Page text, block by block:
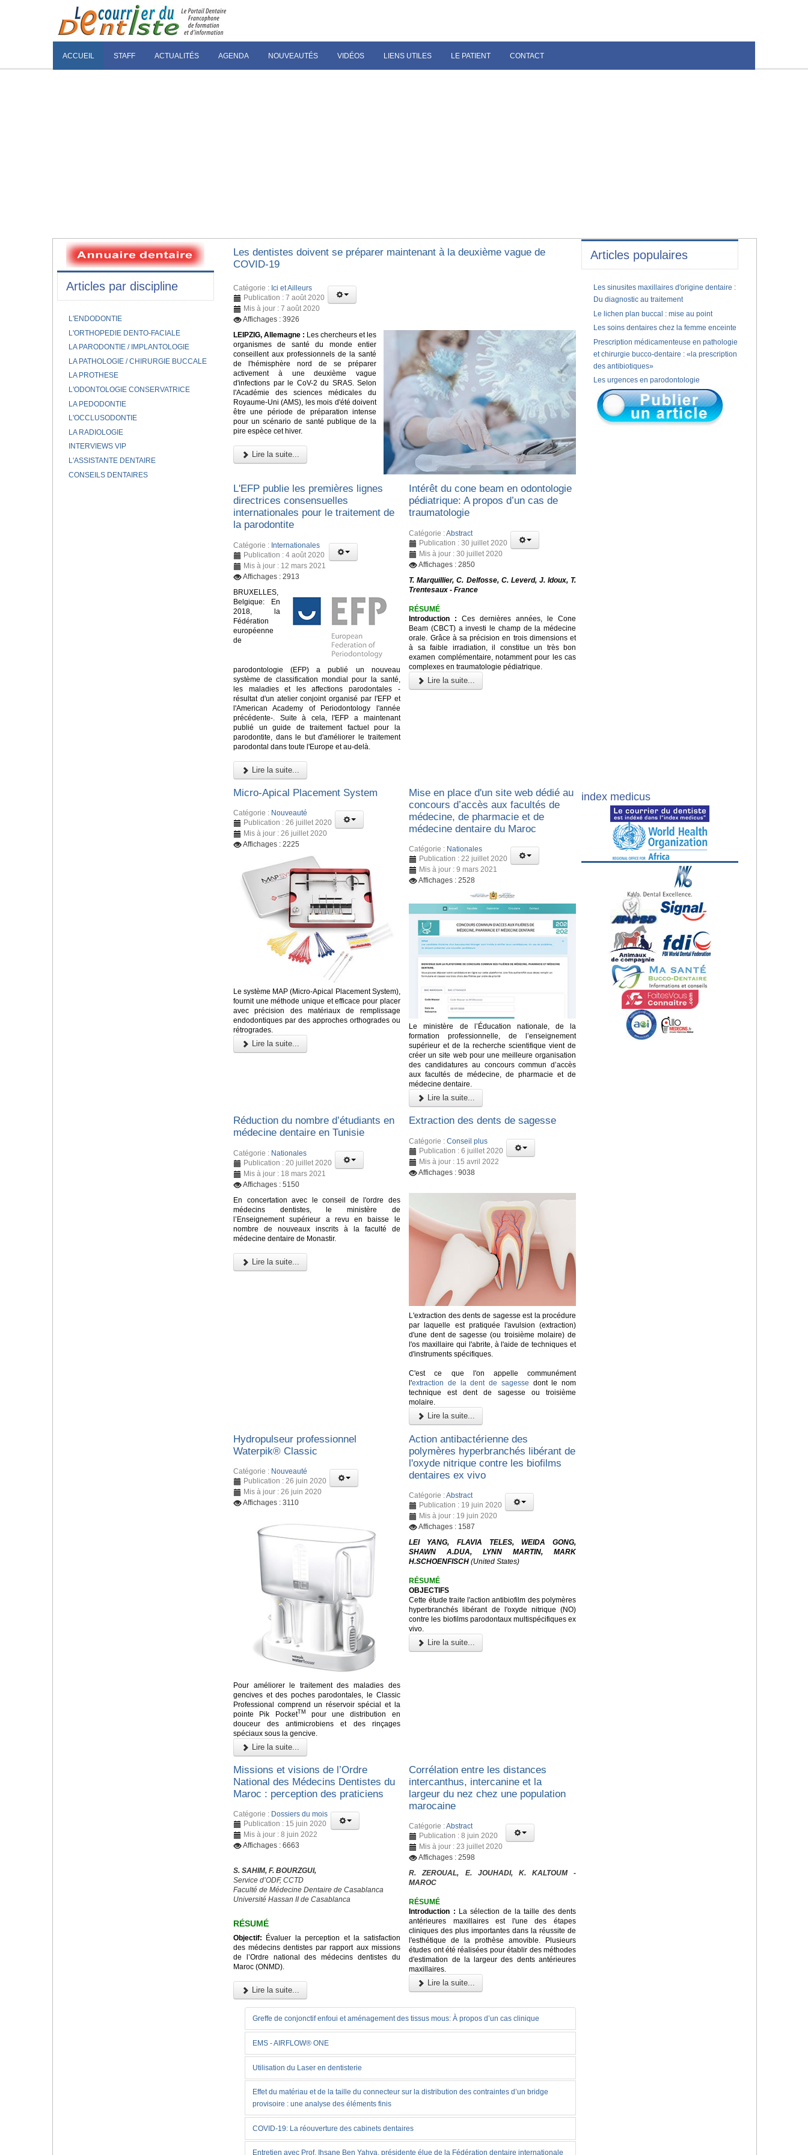
ACCUEIL STAFF ACTUALITÉS AGENDA NOUVEAUTÉS VIDÉOS LIENS UTILES LE PATIENT CONTACT
Les dentistes doivent se préparer maintenant à la deuxième vague de
COVID-19
Catégorie : Ici et Ailleurs
Publication : 7 août 2020
Mis à jour : 7 août 2020
Affichages : 3926
LEIPZIG, Allemagne : Les chercheurs et les
organismes de santé du monde entier
conseillent aux professionnels de la santé
de l'hémisphère nord de se préparer
activement à une deuxième vague
d'infections par le CoV-2 du SRAS. Selon
l'Académie des sciences médicales du
Royaume-Uni (AMS), les mois d'été doivent
être une période de préparation intense
pour un scénario de santé publique de la
pire espèce cet hiver.
Lire la suite...
L'EFP publie les premières lignes
directrices consensuelles
internationales pour le traitement de
la parodontite
Catégorie : Internationales
Publication : 4 août 2020
Mis à jour : 12 mars 2021
Affichages : 2913
BRUXELLES,
Belgique: En
2018, la
Fédération
européenne
de
parodontologie (EFP) a publié un nouveau
système de classification mondial pour la santé,
les maladies et les affections parodontales -
résultat d'un atelier conjoint organisé par l'EFP et
l'American Academy of Periodontology l'année
précédente-. Suite à cela, l'EFP a maintenant
publié un guide de traitement factuel pour la
parodontite, dans le but d'améliorer le traitement
parodontal dans toute l'Europe et au-delà.
Lire la suite...
Intérêt du cone beam en odontologie
pédiatrique: A propos d’un cas de
traumatologie
Catégorie :Abstract
Publication : 30 juillet 2020
Mis à jour : 30 juillet 2020
Affichages : 2850
T. Marquillier, C. Delfosse, C. Leverd, J. Idoux, T.
Trentesaux - France
RÉSUMÉ
Introduction : Ces dernières années, le Cone
Beam (CBCT) a investi le champ de la médecine
orale. Grâce à sa précision en trois dimensions et
à sa faible irradiation, il constitue un très bon
examen complémentaire, notamment pour les cas
complexes en traumatologie pédiatrique.
Lire la suite...
Micro-Apical Placement System
Catégorie : Nouveauté
Publication : 26 juillet 2020
Mis à jour : 26 juillet 2020
Affichages : 2225
Le système MAP (Micro-Apical Placement System),
fournit une méthode unique et efficace pour placer
avec précision des matériaux de remplissage
endodontiques par des approches orthogrades ou
rétrogrades.
Lire la suite...
Mise en place d'un site web dédié au
concours d’accès aux facultés de
médecine, de pharmacie et de
médecine dentaire du Maroc
Catégorie : Nationales
Publication : 22 juillet 2020
Mis à jour : 9 mars 2021
Affichages : 2528
Le ministère de l’Éducation nationale, de la
formation professionnelle, de l’enseignement
supérieur et de la recherche scientifique vient de
créer un site web pour une meilleure organisation
des candidatures au concours commun d’accès
aux facultés de médecine, de pharmacie et de
médecine dentaire.
Lire la suite...
Réduction du nombre d’étudiants en
médecine dentaire en Tunisie
Catégorie : Nationales
Publication : 20 juillet 2020
Mis à jour : 18 mars 2021
Affichages : 5150
En concertation avec le conseil de l'ordre des
médecins dentistes, le ministère de
l’Enseignement supérieur a revu en baisse le
nombre de nouveaux inscrits à la faculté de
médecine dentaire de Monastir.
Lire la suite...
Extraction des dents de sagesse
Catégorie :Conseil plus
Publication : 6 juillet 2020
Mis à jour : 15 avril 2022
Affichages : 9038
L'extraction des dents de sagesse est la procédure
par laquelle est pratiquée l'avulsion (extraction)
d'une dent de sagesse (ou troisième molaire) de
l'os maxillaire qui l'abrite, à l'aide de techniques et
d'instruments spécifiques.
C'est ce que l'on appelle communément
l'extraction de la dent de sagesse dont le nom
technique est dent de sagesse ou troisième
molaire.
Lire la suite...
Hydropulseur professionnel
Waterpik® Classic
Catégorie : Nouveauté
Publication : 26 juin 2020
Mis à jour : 26 juin 2020
Affichages : 3110
Pour améliorer le traitement des maladies des
gencives et des poches parodontales, le Classic
Professional comprend un réservoir spécial et la
pointe Pik PocketTM
pour une distribution en
douceur des antimicrobiens et des rinçages
spéciaux sous la gencive.
Lire la suite...
Action antibactérienne des
polymères hyperbranchés libérant de
l'oxyde nitrique contre les biofilms
dentaires ex vivo
Catégorie :Abstract
Publication : 19 juin 2020
Mis à jour : 19 juin 2020
Affichages : 1587
LEI YANG, FLAVIA TELES, WEIDA GONG,
SHAWN A.DUA, LYNN MARTIN, MARK
H.SCHOENFISCH (United States)
RÉSUMÉ
OBJECTIFS
Cette étude traite l'action antibiofilm des polymères
hyperbranchés libérant de l'oxyde nitrique (NO)
contre les biofilms parodontaux multispécifiques ex
vivo.
Lire la suite...
Missions et visions de l’Ordre
National des Médecins Dentistes du
Maroc : perception des praticiens
Catégorie : Dossiers du mois
Publication : 15 juin 2020
Mis à jour : 8 juin 2022
Affichages : 6663
S. SAHIM, F. BOURZGUI,
Service d’ODF, CCTD
Faculté de Médecine Dentaire de Casablanca
Université Hassan II de Casablanca
RÉSUMÉ
Objectif: Évaluer la perception et la satisfaction
des médecins dentistes par rapport aux missions
de l’Ordre national des médecins dentistes du
Maroc (ONMD).
Lire la suite...
Corrélation entre les distances
intercanthus, intercanine et la
largeur du nez chez une population
marocaine
Catégorie :Abstract
Publication : 8 juin 2020
Mis à jour : 23 juillet 2020
Affichages : 2598
R. ZEROUAL, E. JOUHADI, K. KALTOUM -
MAROC
RÉSUMÉ
Introduction : La sélection de la taille des dents
antérieures maxillaires est l'une des étapes
cliniques des plus importantes dans la réussite de
l'esthétique de la prothèse amovible. Plusieurs
études ont été réalisées pour établir des méthodes
d'estimation de la largeur des dents antérieures
maxillaires.
Lire la suite...
Greffe de conjonctif enfoui et aménagement des tissus mous: À propos d’un cas clinique
EMS - AIRFLOW® ONE
Utilisation du Laser en dentisterie
Effet du matériau et de la taille du connecteur sur la distribution des contraintes d’un bridge
provisoire : une analyse des éléments finis
COVID-19: La réouverture des cabinets dentaires
Entretien avec Prof. Ihsane Ben Yahya, présidente élue de la Fédération dentaire internationale
Articles par discipline
L'ENDODONTIE
L'ORTHOPEDIE DENTO-FACIALE
LA PARODONTIE / IMPLANTOLOGIE
LA PATHOLOGIE / CHIRURGIE BUCCALE
LA PROTHESE
L'ODONTOLOGIE CONSERVATRICE
LA PEDODONTIE
L'OCCLUSODONTIE
LA RADIOLOGIE
INTERVIEWS VIP
L'ASSISTANTE DENTAIRE
CONSEILS DENTAIRES
Articles populaires
Les sinusites maxillaires d'origine dentaire :
Du diagnostic au traitement
Le lichen plan buccal : mise au point
Les soins dentaires chez la femme enceinte
Prescription médicamenteuse en pathologie
et chirurgie bucco-dentaire : «la prescription
des antibiotiques»
Les urgences en parodontologie
index medicus